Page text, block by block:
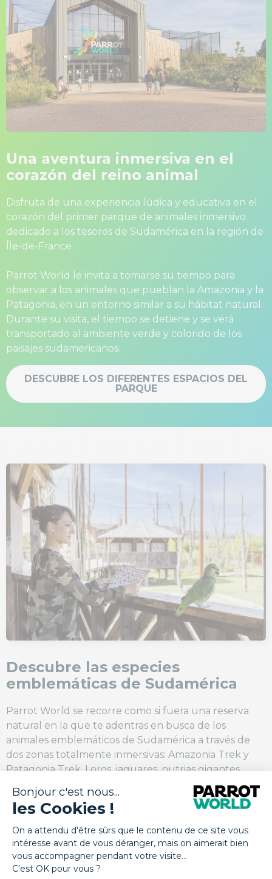
Una aventura inmersiva en el
corazón del reino animal
Disfruta de una experiencia lúdica y educativa en el
corazón del primer parque de animales inmersivo
dedicado a los tesoros de Sudamérica en la región de
Île-de-France
Parrot World le invita a tomarse su tiempo para
observar a los animales que pueblan la Amazonia y la
Patagonia, en un entorno similar a su hábitat natural.
Durante su visita, el tiempo se detiene y se verá
transportado al ambiente verde y colorido de los
paisajes sudamericanos.
DESCUBRE LOS DIFERENTES ESPACIOS DEL
PARQUE
Descubre las especies
emblemáticas de Sudamérica
Parrot World se recorre como si fuera una reserva
natural en la que te adentras en busca de los
animales emblemáticos de Sudamérica a través de
dos zonas totalmente inmersivas: Amazonia Trek y
Patagonia Trek. Loros, jaguares, nutrias gigantes,
pingüinos de Humboldt y más de un centenar de
aves de colores se mueven en espacios muy
parecidos a su hábitat natural.
Como exploradores de una expedición científica,
abre bien los ojos y sal al encuentro de estos
fascinantes animales. Participa en una aventura